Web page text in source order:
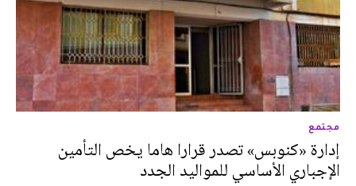
مجتمع
إدارة «كنوبس» تصدر قرارا هاما يخص التأمين
الإجباري الأساسي للمواليد الجدد